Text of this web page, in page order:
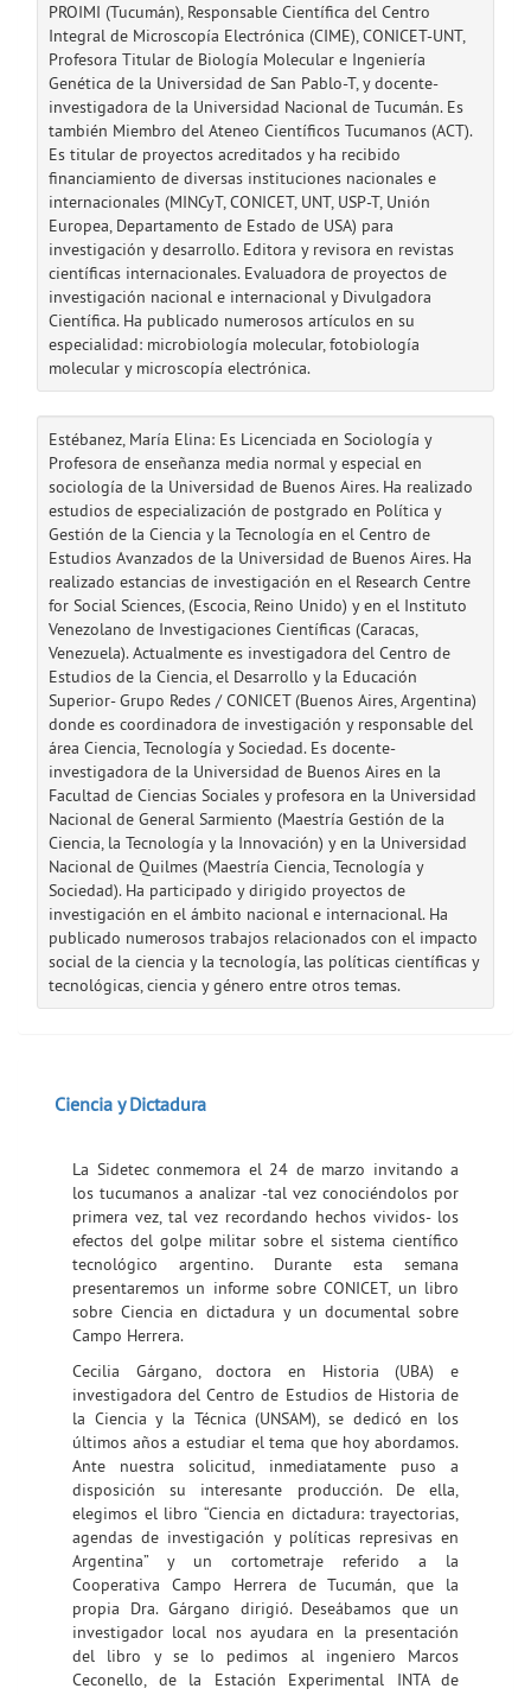
PROIMI (Tucumán), Responsable Científica del Centro
Integral de Microscopía Electrónica (CIME), CONICET-UNT,
Profesora Titular de Biología Molecular e Ingeniería
Genética de la Universidad de San Pablo-T, y docente-
investigadora de la Universidad Nacional de Tucumán. Es
también Miembro del Ateneo Científicos Tucumanos (ACT).
Es titular de proyectos acreditados y ha recibido
financiamiento de diversas instituciones nacionales e
internacionales (MINCyT, CONICET, UNT, USP-T, Unión
Europea, Departamento de Estado de USA) para
investigación y desarrollo. Editora y revisora en revistas
científicas internacionales. Evaluadora de proyectos de
investigación nacional e internacional y Divulgadora
Científica. Ha publicado numerosos artículos en su
especialidad: microbiología molecular, fotobiología
molecular y microscopía electrónica.
Estébanez, María Elina: Es Licenciada en Sociología y
Profesora de enseñanza media normal y especial en
sociología de la Universidad de Buenos Aires. Ha realizado
estudios de especialización de postgrado en Política y
Gestión de la Ciencia y la Tecnología en el Centro de
Estudios Avanzados de la Universidad de Buenos Aires. Ha
realizado estancias de investigación en el Research Centre
for Social Sciences, (Escocia, Reino Unido) y en el Instituto
Venezolano de Investigaciones Científicas (Caracas,
Venezuela). Actualmente es investigadora del Centro de
Estudios de la Ciencia, el Desarrollo y la Educación
Superior- Grupo Redes / CONICET (Buenos Aires, Argentina)
donde es coordinadora de investigación y responsable del
área Ciencia, Tecnología y Sociedad. Es docente-
investigadora de la Universidad de Buenos Aires en la
Facultad de Ciencias Sociales y profesora en la Universidad
Nacional de General Sarmiento (Maestría Gestión de la
Ciencia, la Tecnología y la Innovación) y en la Universidad
Nacional de Quilmes (Maestría Ciencia, Tecnología y
Sociedad). Ha participado y dirigido proyectos de
investigación en el ámbito nacional e internacional. Ha
publicado numerosos trabajos relacionados con el impacto
social de la ciencia y la tecnología, las políticas científicas y
tecnológicas, ciencia y género entre otros temas.
Ciencia y Dictadura
La Sidetec conmemora el 24 de marzo invitando a
los tucumanos a analizar -tal vez conociéndolos por
primera vez, tal vez recordando hechos vividos- los
efectos del golpe militar sobre el sistema científico
tecnológico argentino. Durante esta semana
presentaremos un informe sobre CONICET, un libro
sobre Ciencia en dictadura y un documental sobre
Campo Herrera.
Cecilia Gárgano, doctora en Historia (UBA) e
investigadora del Centro de Estudios de Historia de
la Ciencia y la Técnica (UNSAM), se dedicó en los
últimos años a estudiar el tema que hoy abordamos.
Ante nuestra solicitud, inmediatamente puso a
disposición su interesante producción. De ella,
elegimos el libro “Ciencia en dictadura: trayectorias,
agendas de investigación y políticas represivas en
Argentina” y un cortometraje referido a la
Cooperativa Campo Herrera de Tucumán, que la
propia Dra. Gárgano dirigió. Deseábamos que un
investigador local nos ayudara en la presentación
del libro y se lo pedimos al ingeniero Marcos
Ceconello, de la Estación Experimental INTA de